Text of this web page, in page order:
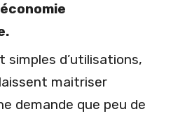
simples d’utilisations,
maitriser
demande que peu de